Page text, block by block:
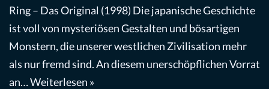
Ring – Das Original (1998) Die japanische Geschichte
ist voll von mysteriösen Gestalten und bösartigen
Monstern, die unserer westlichen Zivilisation mehr
als nur fremd sind. An diesem unerschöpflichen Vorrat
an…Weiterlesen »